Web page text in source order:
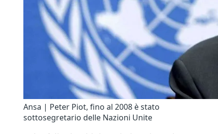
Ansa | Peter Piot, fino al 2008 è stato
sottosegretario delle Nazioni Unite